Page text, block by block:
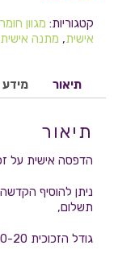
קטגוריות: מגוון
אישית, מתנה אישית
תיאור מידע
תיאור
הדפסה אישית על
ניתן להוסיף
תשלום,
גודל הזכוכית 20-20 ס”מ, מגיע עם מעמד דמוי יהלום.